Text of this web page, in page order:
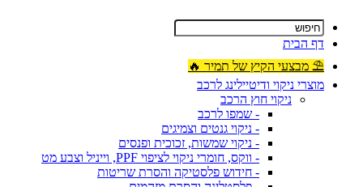
דף הבית
⛱ מבצעי הקיץ של תמיר 🔥
מוצרי ניקוי ודיטיילינג לרכב
ניקוי חוץ הרכב
- שמפו לרכב
- ניקוי גנטים וצמיגים
- ניקוי שמשות, זכוכית ופנסים
- ווקס, חומרי ניקוי לציפוי PPF, וייניל וצבע מט
- חידוש פלסטיקה והסרת שריטות